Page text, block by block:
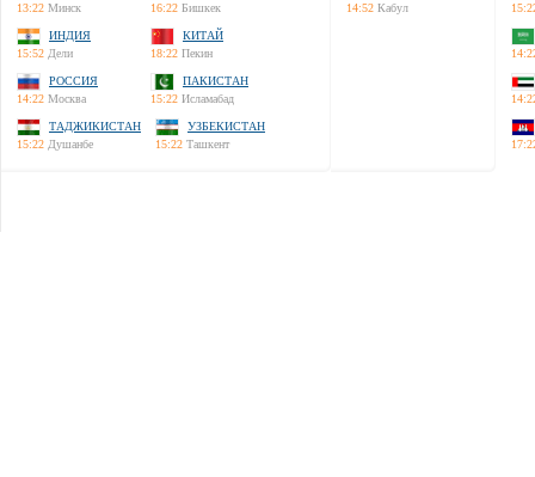
13:22 Минск
16:22 Бишкек
ИНДИЯ
15:52 Дели
КИТАЙ
18:22 Пекин
РОССИЯ
14:22 Москва
ПАКИСТАН
15:22 Исламабад
ТАДЖИКИСТАН
15:22 Душанбе
УЗБЕКИСТАН
15:22 Ташкент
14:52 Кабул